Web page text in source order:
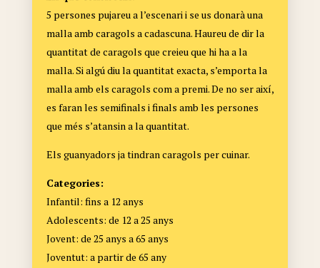
5 persones pujareu a l’escenari i se us donarà una
malla amb caragols a cadascuna. Haureu de dir la
quantitat de caragols que creieu que hi ha a la
malla. Si algú diu la quantitat exacta, s’emporta la
malla amb els caragols com a premi. De no ser així,
es faran les semifinals i finals amb les persones
que més s’atansin a la quantitat.
Els guanyadors ja tindran caragols per cuinar.
Categories:
Infantil: fins a 12 anys
Adolescents: de 12 a 25 anys
Jovent: de 25 anys a 65 anys
Joventut: a partir de 65 any